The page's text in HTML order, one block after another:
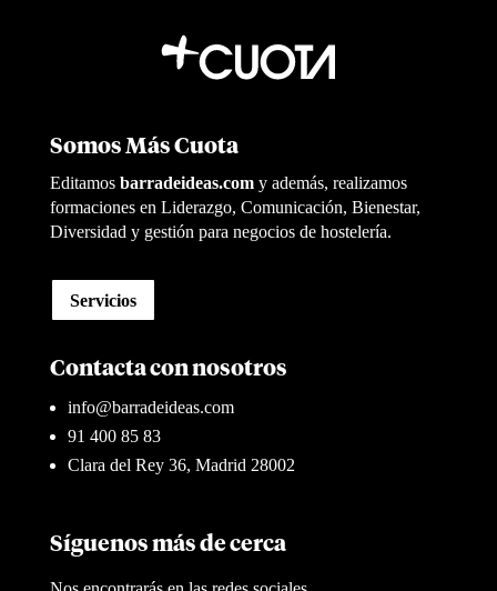
Somos Más Cuota
Editamosbarradeideas.com y además, realizamos
formaciones en Liderazgo, Comunicación, Bienestar,
Diversidad y gestión para negocios de hostelería.
Servicios
Contacta con nosotros
info@barradeideas.com
91 400 85 83
Clara del Rey 36, Madrid 28002
Síguenos más de cerca